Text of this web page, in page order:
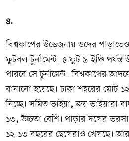
৪.
বিশ্বকাপের উত্তেজনায় ওদের
ফুটবল টুর্নামেন্ট। ৪ ফুট ৯ ইঞ্চি
পারবে সে টুর্নামেন্ট। বিশ্বকাপের
বানানো হয়েছে। ঢাকা শহরের মোট
নিচ্ছে। সমিত ভাইয়া,জয় ভাইয়ারা
১৩,উচ্চতা বেশি। পাড়ার দলের
১২-১৩ বছরের ছেলেরাও খেলছে।